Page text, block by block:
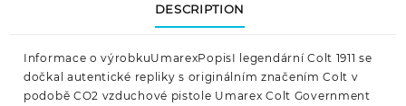
DESCRIPTION
Informace o výrobkuUmarexPopisI legendární Colt 1911 se
dočkal autentické repliky s originálním značením Colt v
podobě CO2 vzduchové pistole Umarex Colt Government